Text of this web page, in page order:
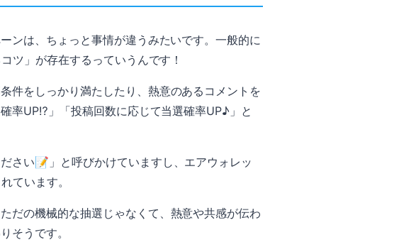
ンは、ちょっと事情が違うみたいです。一般的に
ツ」が存在するっていうんです！
件をしっかり満たしたり、熱意のあるコメントを
率UP⁉」「投稿回数に応じて当選確率UP♪」と
さい📝」と呼びかけていますし、エアウォレッ
ています。
だの機械的な抽選じゃなくて、熱意や共感が伝わ
そうです。